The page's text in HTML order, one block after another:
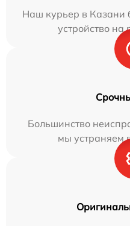
Наш курьер в Казани
устройство на
Большинство
мы устраняем